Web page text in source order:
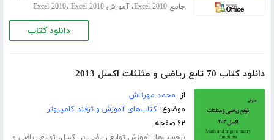
جامع Excel 2010
،آموزش Excel 2010 ، Excel 2010
دانلود کتاب
دانلود کتاب 70 تابع ریاضی و مثلثات اکسل 2013
از: محمد مهرتاش
موضوع:کتاب‌های آموزش و ترفند کامپیوتر
۶۲ صفحه
برچسب‌ها:آموزش توابع ریاضی در اکسل، توابع ریاضی و